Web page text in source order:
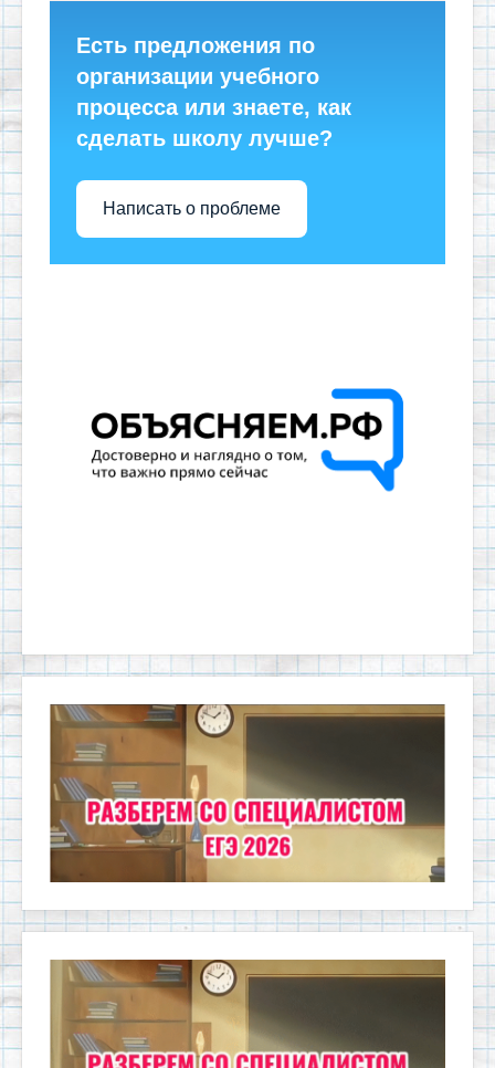
Есть предложения по
организации учебного
процесса или знаете, как
сделать школу лучше?
Написать о проблеме